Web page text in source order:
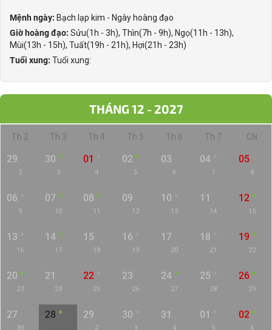
Mệnh ngày: Bạch lạp kim - Ngày hoàng đạo
Giờ hoàng đạo: Sửu(1h - 3h), Thìn(7h - 9h), Ngọ(11h - 13h),
Mùi(13h - 15h), Tuất(19h - 21h), Hợi(21h - 23h)
Tuổi xung: Tuổi xung:
THÁNG 12 - 2027
Th 2 Th 3 Th 4 Th 5 Th 6 Th 7 CN
29
2
30
3
01
4
02
5
03
6
04
7
05
8
06
9
07
10
08
11
09
12
10
13
11
14
12
15
13
16
14
17
15
18
16
19
17
20
18
21
19
22
20
23
21
24
22
25
23
26
24
27
25
28
26
29
27
30
28 29
2
30
3
31
4
01
5
02
6